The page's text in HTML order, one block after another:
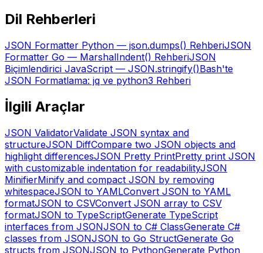
Dil Rehberleri
JSON Formatter Python — json.dumps() RehberiJSON
Formatter Go — MarshalIndent() RehberiJSON
Biçimlendirici JavaScript — JSON.stringify()Bash'te
JSON Formatlama: jq ve python3 Rehberi
İlgili Araçlar
JSON ValidatorValidate JSON syntax and
structureJSON DiffCompare two JSON objects and
highlight differencesJSON Pretty PrintPretty print JSON
with customizable indentation for readabilityJSON
MinifierMinify and compact JSON by removing
whitespaceJSON to YAMLConvert JSON to YAML
formatJSON to CSVConvert JSON array to CSV
formatJSON to TypeScriptGenerate TypeScript
interfaces from JSONJSON to C# ClassGenerate C#
classes from JSONJSON to Go StructGenerate Go
structs from JSONJSON to PythonGenerate Python